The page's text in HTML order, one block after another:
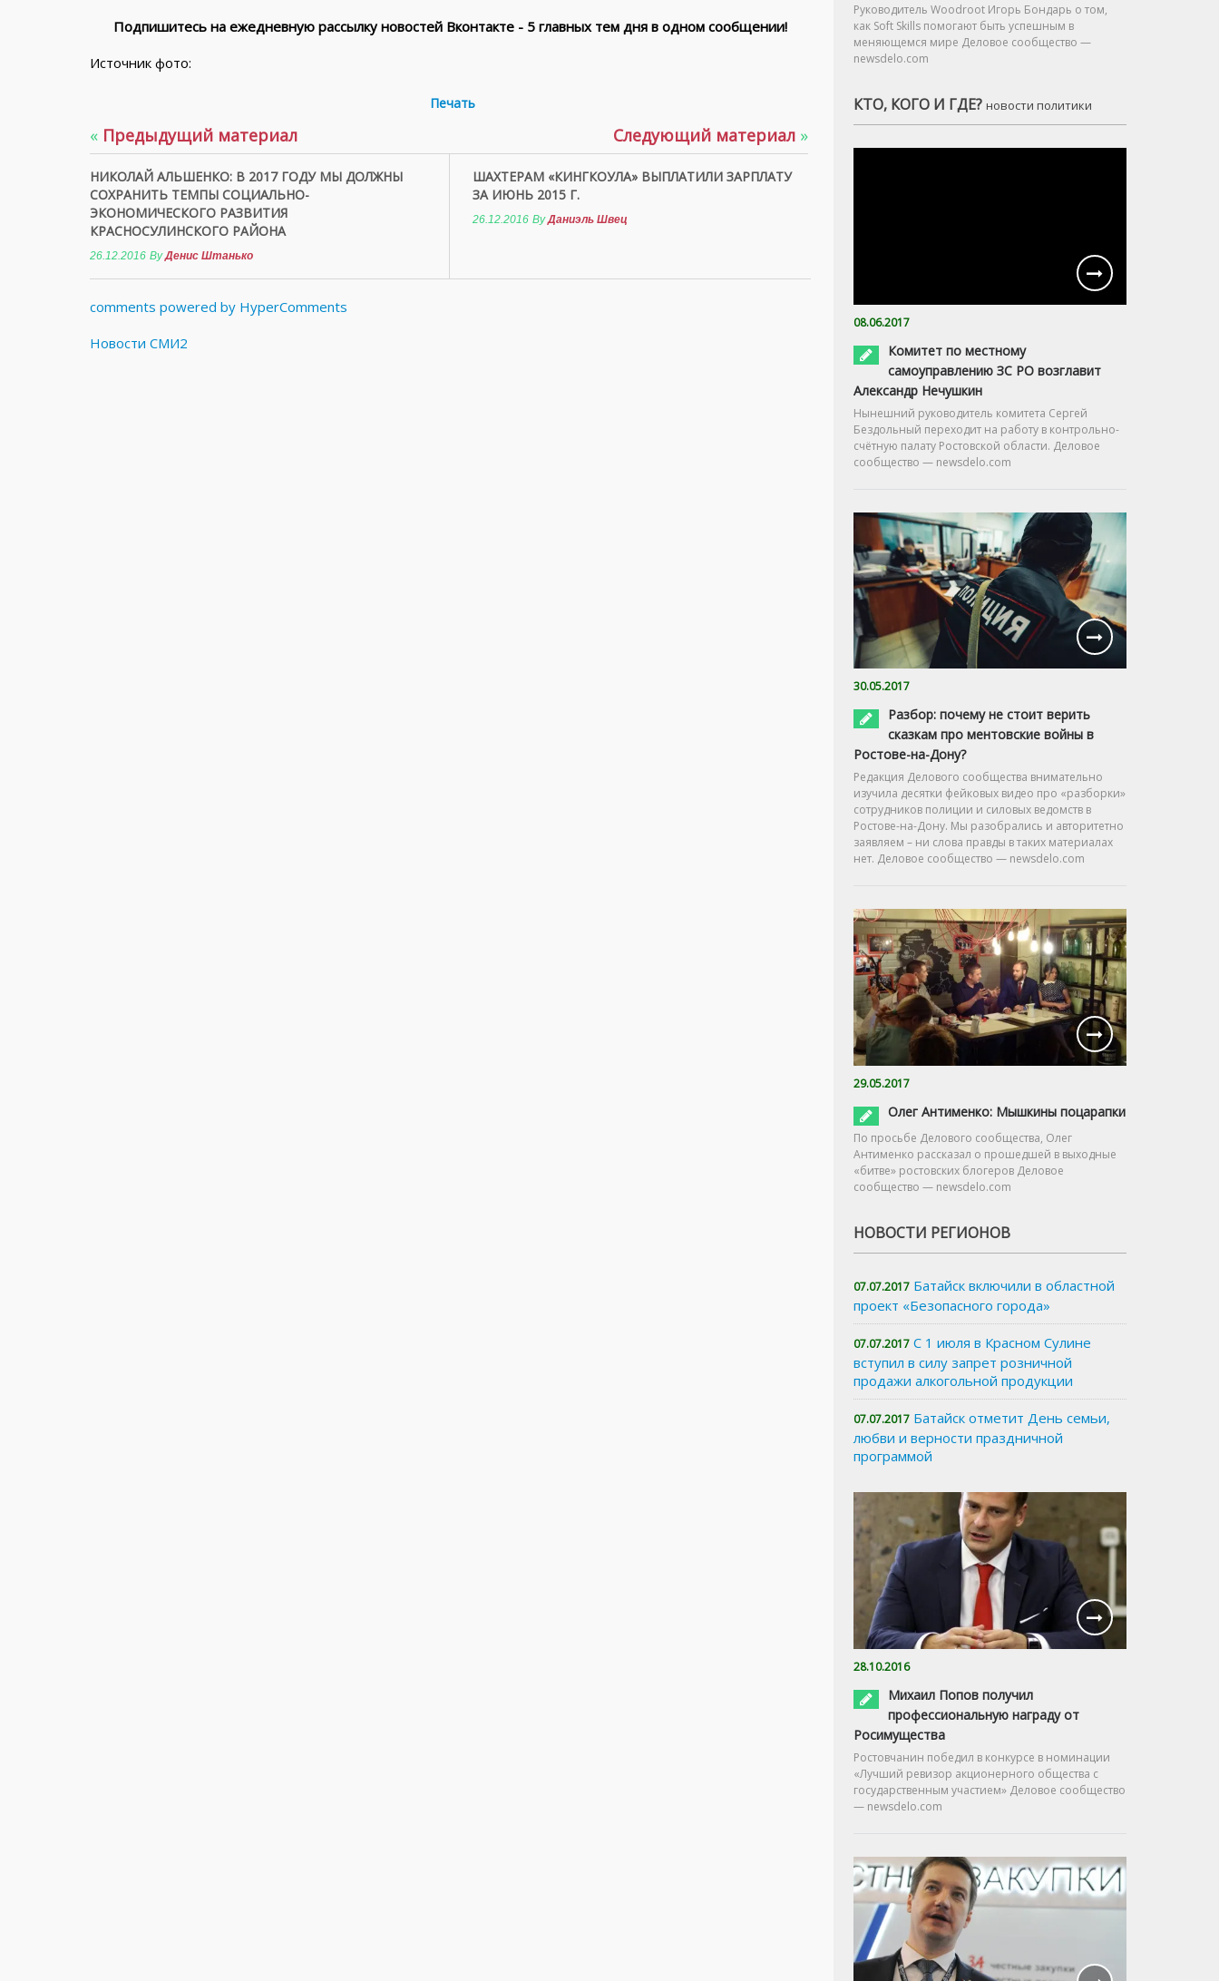
Подпишитесь на ежедневную рассылку новостей Вконтакте - 5 главных тем дня в одном сообщении!
Источник фото:
Печать
« Предыдущий материал
НИКОЛАЙ АЛЬШЕНКО: В 2017 ГОДУ МЫ ДОЛЖНЫ
СОХРАНИТЬ ТЕМПЫ СОЦИАЛЬНО-
ЭКОНОМИЧЕСКОГО РАЗВИТИЯ
КРАСНОСУЛИНСКОГО РАЙОНА
26.12.2016 ByДенис Штанько
Следующий материал »
ШАХТЕРАМ «КИНГКОУЛА» ВЫПЛАТИЛИ ЗАРПЛАТУ
ЗА ИЮНЬ 2015 Г.
26.12.2016 ByДаниэль Швец
comments powered by HyperComments
Новости СМИ2
Руководитель Woodroot Игорь Бондарь о том,
как Soft Skills помогают быть успешным в
меняющемся мире Деловое сообщество —
newsdelo.com
КТО, КОГО И ГДЕ? новости политики
08.06.2017
Комитет по местному
самоуправлению ЗС РО возглавит
Александр Нечушкин
Нынешний руководитель комитета Сергей
Бездольный переходит на работу в контрольно-
счётную палату Ростовской области. Деловое
сообщество — newsdelo.com
30.05.2017
Разбор: почему не стоит верить
сказкам про ментовские войны в
Ростове-на-Дону?
Редакция Делового сообщества внимательно
изучила десятки фейковых видео про «разборки»
сотрудников полиции и силовых ведомств в
Ростове-на-Дону. Мы разобрались и авторитетно
заявляем – ни слова правды в таких материалах
нет. Деловое сообщество — newsdelo.com
29.05.2017
Олег Антименко: Мышкины поцарапки
По просьбе Делового сообщества, Олег
Антименко рассказал о прошедшей в выходные
«битве» ростовских блогеров Деловое
сообщество — newsdelo.com
НОВОСТИ РЕГИОНОВ
07.07.2017 Батайск включили в областной
проект «Безопасного города»
07.07.2017 С 1 июля в Красном Сулине
вступил в силу запрет розничной
продажи алкогольной продукции
07.07.2017 Батайск отметит День семьи,
любви и верности праздничной
программой
28.10.2016
Михаил Попов получил
профессиональную награду от
Росимущества
Ростовчанин победил в конкурсе в номинации
«Лучший ревизор акционерного общества с
государственным участием» Деловое сообщество
— newsdelo.com